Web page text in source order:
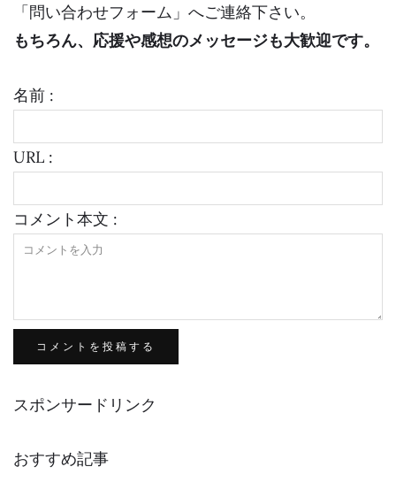
「問い合わせフォーム」へご連絡下さい。
もちろん、応援や感想のメッセージも大歓迎です。
名前 :
URL :
コメント本文 :
スポンサードリンク
おすすめ記事